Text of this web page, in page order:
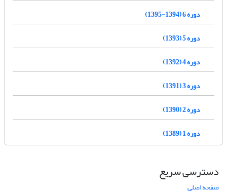
دوره 6 (1394-1395)
دوره 5 (1393)
دوره 4 (1392)
دوره 3 (1391)
دوره 2 (1390)
دوره 1 (1389)
دسترسی سریع
صفحه اصلی